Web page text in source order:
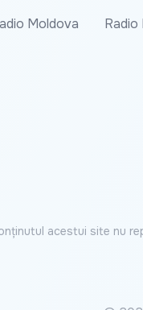
Moldova
acestui site nu